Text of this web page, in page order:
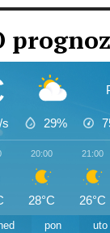
s 29%
20:00
28°C
21:00
26°C
pon uto